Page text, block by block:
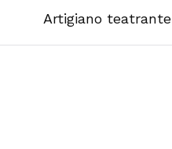
Artigiano teatrante